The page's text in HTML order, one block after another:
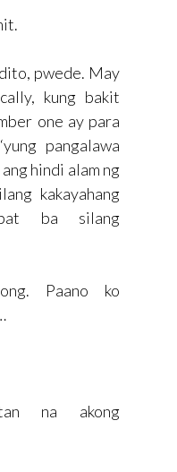
pwede. May
kung bakit
one ay para
pangalawa
hindi alam ng
kakayahang
ba silang
Paano ko
na akong